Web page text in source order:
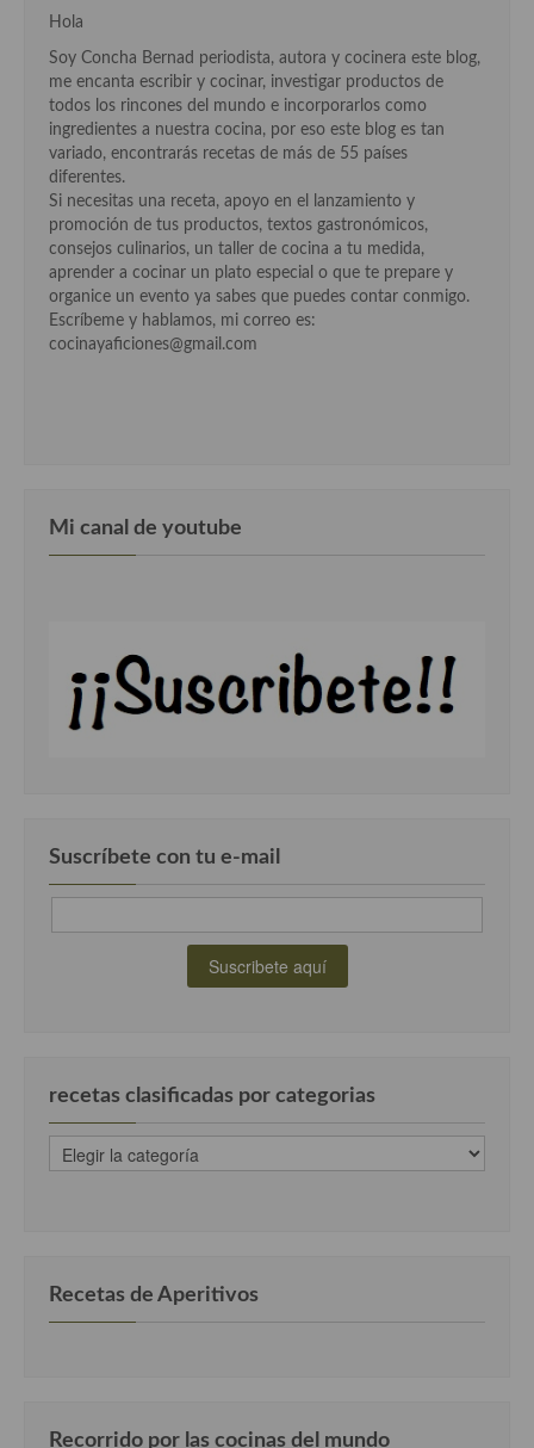
Hola
Soy Concha Bernad periodista, autora y cocinera este blog,
me encanta escribir y cocinar, investigar productos de
todos los rincones del mundo e incorporarlos como
ingredientes a nuestra cocina, por eso este blog es tan
variado, encontrarás recetas de más de 55 países
diferentes.
Si necesitas una receta, apoyo en el lanzamiento y
promoción de tus productos, textos gastronómicos,
consejos culinarios, un taller de cocina a tu medida,
aprender a cocinar un plato especial o que te prepare y
organice un evento ya sabes que puedes contar conmigo.
Escríbeme y hablamos, mi correo es:
cocinayaficiones@gmail.com
Mi canal de youtube
Suscríbete con tu e-mail
recetas clasificadas por categorias
recetas
clasificadas
Recetas de Aperitivos
Recorrido por las cocinas del mundo